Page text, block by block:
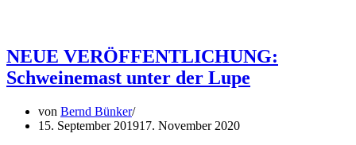
NEUE VERÖFFENTLICHUNG:
Schweinemast unter der Lupe
von Bernd Bünker
15. September 201917. November 2020